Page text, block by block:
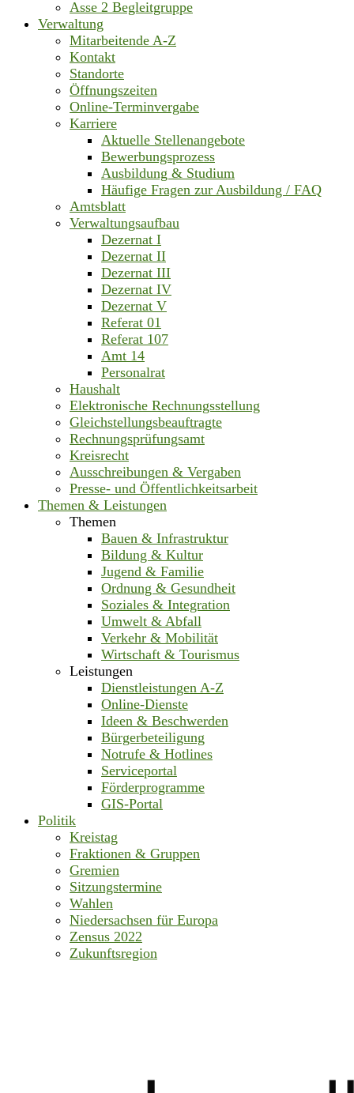
Asse 2 Begleitgruppe
Verwaltung
Mitarbeitende A-Z
Kontakt
Standorte
Öffnungszeiten
Online-Terminvergabe
Karriere
Aktuelle Stellenangebote
Bewerbungsprozess
Ausbildung & Studium
Häufige Fragen zur Ausbildung / FAQ
Amtsblatt
Verwaltungsaufbau
Dezernat I
Dezernat II
Dezernat III
Dezernat IV
Dezernat V
Referat 01
Referat 107
Amt 14
Personalrat
Haushalt
Elektronische Rechnungsstellung
Gleichstellungsbeauftragte
Rechnungsprüfungsamt
Kreisrecht
Ausschreibungen & Vergaben
Presse- und Öffentlichkeitsarbeit
Themen & Leistungen
Themen
Bauen & Infrastruktur
Bildung & Kultur
Jugend & Familie
Ordnung & Gesundheit
Soziales & Integration
Umwelt & Abfall
Verkehr & Mobilität
Wirtschaft & Tourismus
Leistungen
Dienstleistungen A-Z
Online-Dienste
Ideen & Beschwerden
Bürgerbeteiligung
Notrufe & Hotlines
Serviceportal
Förderprogramme
GIS-Portal
Politik
Kreistag
Fraktionen & Gruppen
Gremien
Sitzungstermine
Wahlen
Niedersachsen für Europa
Zensus 2022
Zukunftsregion